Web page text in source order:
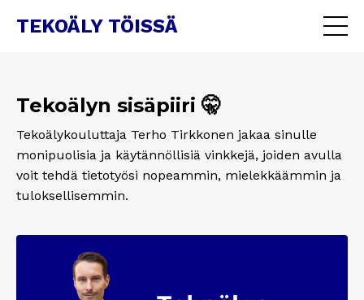
TEKOÄLY TÖISSÄ
Tekoälyn sisäpiiri 🤫
Tekoälykouluttaja Terho Tirkkonen jakaa sinulle
monipuolisia ja käytännöllisiä vinkkejä, joiden avulla
voit tehdä tietotyösi nopeammin, mielekkäämmin ja
tuloksellisemmin.